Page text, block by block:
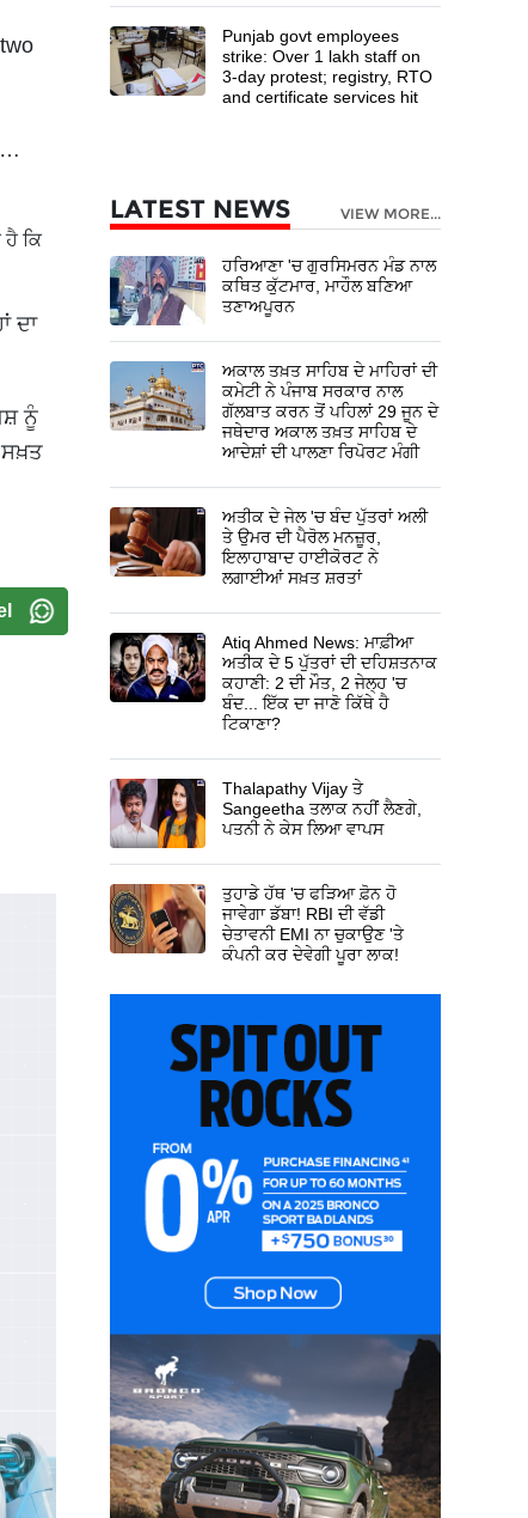
ਕਿ
ਦਾ
ਨੂੰ
ਸਖ਼ਤ
Punjab govt employees
strike: Over 1 lakh staff on
3-day protest; registry, RTO
and certificate services hit
LATEST NEWS VIEW MORE...
ਹਰਿਆਣਾ 'ਚ ਗੁਰਸਿਮਰਨ ਮੰਡ ਨਾਲ
ਕਥਿਤ ਕੁੱਟਮਾਰ, ਮਾਹੌਲ ਬਣਿਆ
ਤਣਾਅਪੂਰਨ
ਅਕਾਲ ਤਖ਼ਤ ਸਾਹਿਬ ਦੇ ਮਾਹਿਰਾਂ ਦੀ
ਕਮੇਟੀ ਨੇ ਪੰਜਾਬ ਸਰਕਾਰ ਨਾਲ
ਗੱਲਬਾਤ ਕਰਨ ਤੋਂ ਪਹਿਲਾਂ 29 ਜੂਨ ਦੇ
ਜਥੇਦਾਰ ਅਕਾਲ ਤਖ਼ਤ ਸਾਹਿਬ ਦੇ
ਆਦੇਸ਼ਾਂ ਦੀ ਪਾਲਣਾ ਰਿਪੋਰਟ ਮੰਗੀ
ਅਤੀਕ ਦੇ ਜੇਲ 'ਚ ਬੰਦ ਪੁੱਤਰਾਂ ਅਲੀ
ਤੇ ਉਮਰ ਦੀ ਪੈਰੋਲ ਮਨਜ਼ੂਰ,
ਇਲਾਹਾਬਾਦ ਹਾਈਕੋਰਟ ਨੇ
ਲਗਾਈਆਂ ਸਖ਼ਤ ਸ਼ਰਤਾਂ
Atiq Ahmed News: ਮਾਫ਼ੀਆ
ਅਤੀਕ ਦੇ 5 ਪੁੱਤਰਾਂ ਦੀ ਦਹਿਸ਼ਤਨਾਕ
ਕਹਾਣੀ: 2 ਦੀ ਮੌਤ, 2 ਜੇਲ੍ਹ 'ਚ
ਬੰਦ... ਇੱਕ ਦਾ ਜਾਣੋ ਕਿੱਥੇ ਹੈ
ਟਿਕਾਣਾ?
Thalapathy Vijay ਤੇ
Sangeetha ਤਲਾਕ ਨਹੀਂ ਲੈਣਗੇ,
ਪਤਨੀ ਨੇ ਕੇਸ ਲਿਆ ਵਾਪਸ
ਤੁਹਾਡੇ ਹੱਥ 'ਚ ਫੜਿਆ ਫ਼ੋਨ ਹੋ
ਜਾਵੇਗਾ ਡੱਬਾ! RBI ਦੀ ਵੱਡੀ
ਚੇਤਾਵਨੀ EMI ਨਾ ਚੁਕਾਉਣ 'ਤੇ
ਕੰਪਨੀ ਕਰ ਦੇਵੇਗੀ ਪੂਰਾ ਲਾਕ!